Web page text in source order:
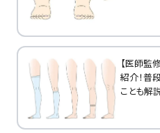
【医師監
紹介！普
ことも解